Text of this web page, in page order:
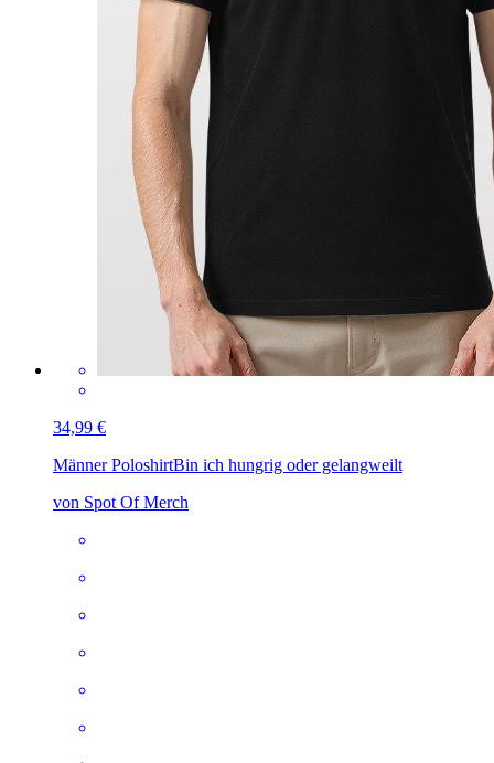
34,99 €
Männer PoloshirtBin ich hungrig oder gelangweilt
von Spot Of Merch